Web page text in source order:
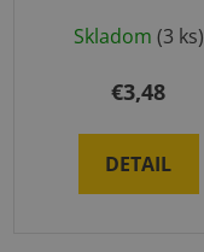
Skladom (3 ks)
€3,48
DETAIL